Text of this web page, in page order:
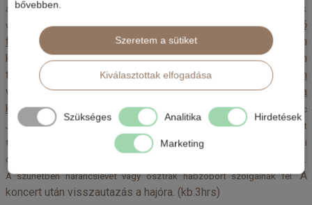
a Kastély épületét kívülről nézik meg. Majd rövid szabadidő után térnek
vissza a hajóra (gyalogosan vagy autóbusszal).vagy- Felfedező
fakultatív program
: kirándulás a Kis-Kárpátokban. A Devin
kastélyból fantasztikus kilátás nyílik a Pozsonyra
Délután
tovább hajózás Bécsbe, aholesti fakultatív programon
vehetnek részt:- Utazás busszal a bécsiKursalonba, a
koncert helyszínére.
A híres keringő dallamok visszarepítenek Ferenc
József és Sisi korába. A zenekar 8-13 zenészből, két énekesből és két
táncosból áll. A koncert az első felében Mozart ismert dallamai
csendülnek fel, a másodikban pedig a Strauss kedvenc művei hallhatóak.
A szünetben narancslevet vagy osztrák habzóbort szolgálnak fel.A
koncert után visszautazás a hajóra. (kb.3hrs)
bővebben.
Szeretem a sütiket
Kiválasztottak elfogadása
Szükséges Analitika Hirdetések
Marketing